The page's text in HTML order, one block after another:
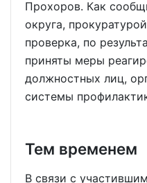
Прохоров. Как
округа,
проверка, по
приняты меры
должностных лиц,
системы
Тем временем
В связи с